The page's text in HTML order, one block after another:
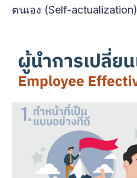
ตนเอง (Self-actualization)